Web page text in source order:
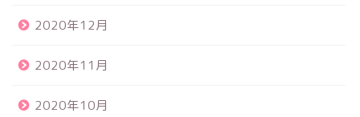
2020年12月
2020年11月
2020年10月